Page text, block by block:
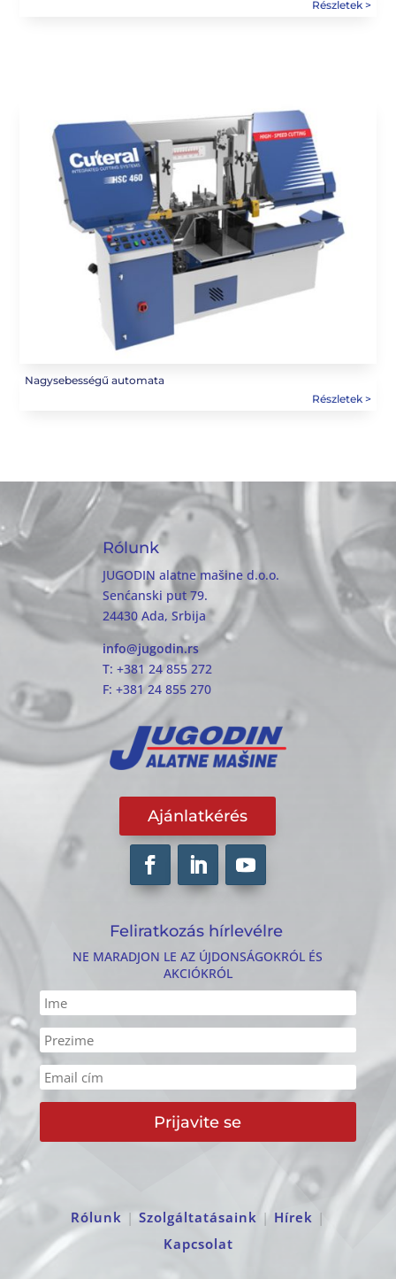
Nagysebességű automata
Rólunk
JUGODIN alatne mašine d.o.o.
Senćanski put 79.
24430 Ada, Srbija
info@jugodin.rs
T: +381 24 855 272
F: +381 24 855 270
Ajánlatkérés
Feliratkozás hírlevélre
NE MARADJON LE AZ ÚJDONSÁGOKRÓL ÉS
AKCIÓKRÓL
Prijavite se
Rólunk | Szolgáltatásaink | Hírek |
Kapcsolat